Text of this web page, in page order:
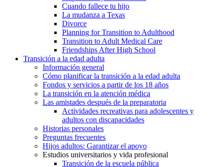
Cuando fallece tu hijo
La mudanza a Texas
Divorce
Planning for Transition to Adulthood
Transition to Adult Medical Care
Friendships After High School
Transición a la edad adulta
Información general
Cómo planificar la transición a la edad adulta
Fondos y servicios a partir de los 18 años
La transición en la atención médica
Las amistades después de la preparatoria
Actividades recreativas para adolescentes y
adultos con discapacidades
Historias personales
Preguntas frecuentes
Hijos adultos: Garantizar el apoyo
Estudios universitarios y vida profesional
Transición de la escuela pública